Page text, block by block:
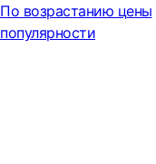
По возрастанию цены
популярности